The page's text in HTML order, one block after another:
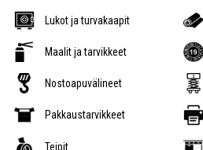
Lukot ja turvakaapit
Maalit ja tarvikkeet
Nostoapuvälineet
Pakkaustarvikkeet
Teipit